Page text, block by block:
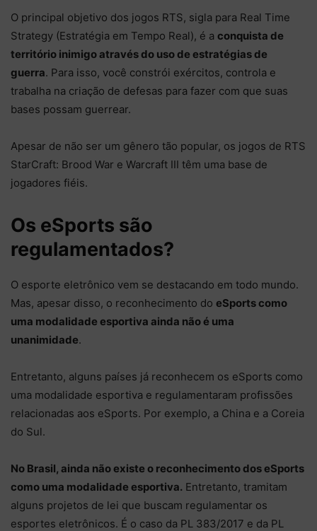
O principal objetivo dos jogos RTS, sigla para Real Time
Strategy (Estratégia em Tempo Real), é a conquista de
território inimigo através do uso de estratégias de
guerra. Para isso, você constrói exércitos, controla e
trabalha na criação de defesas para fazer com que suas
bases possam guerrear.
Apesar de não ser um gênero tão popular, os jogos de RTS
StarCraft: Brood War e Warcraft III têm uma base de
jogadores fiéis.
Os eSports são
regulamentados?
O esporte eletrônico vem se destacando em todo mundo.
Mas, apesar disso, o reconhecimento do eSports como
uma modalidade esportiva ainda não é uma
unanimidade.
Entretanto, alguns países já reconhecem os eSports como
uma modalidade esportiva e regulamentaram profissões
relacionadas aos eSports. Por exemplo, a China e a Coreia
do Sul.
No Brasil, ainda não existe o reconhecimento dos eSports
como uma modalidade esportiva. Entretanto, tramitam
alguns projetos de lei que buscam regulamentar os
esportes eletrônicos. É o caso da PL 383/2017 e da PL